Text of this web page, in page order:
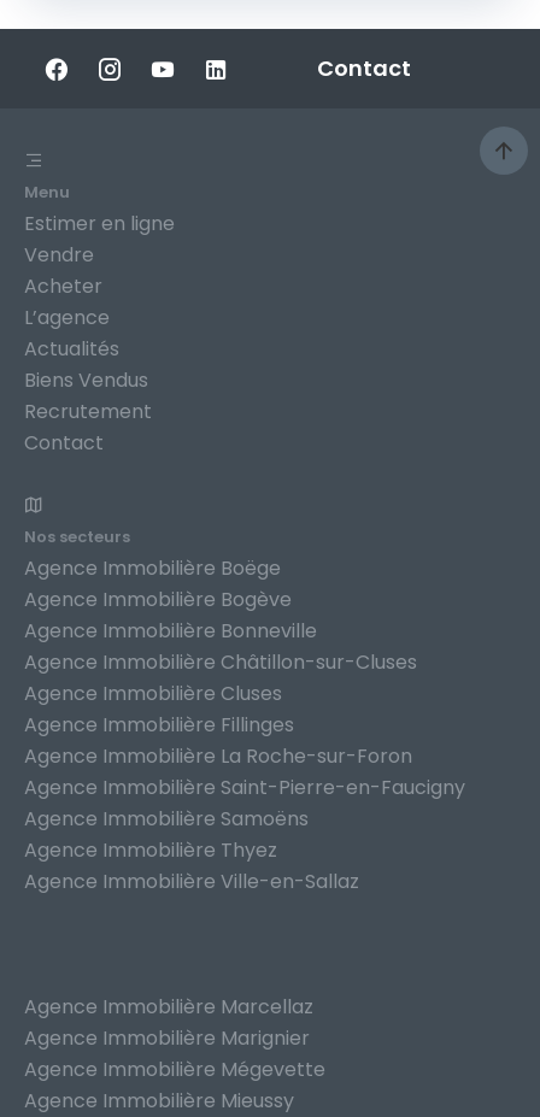
Contact
Menu
Estimer en ligne
Vendre
Acheter
L’agence
Actualités
Biens Vendus
Recrutement
Contact
Nos secteurs
Agence Immobilière Boëge
Agence Immobilière Bogève
Agence Immobilière Bonneville
Agence Immobilière Châtillon-sur-Cluses
Agence Immobilière Cluses
Agence Immobilière Fillinges
Agence Immobilière La Roche-sur-Foron
Agence Immobilière Saint-Pierre-en-Faucigny
Agence Immobilière Samoëns
Agence Immobilière Thyez
Agence Immobilière Ville-en-Sallaz
Agence Immobilière Marcellaz
Agence Immobilière Marignier
Agence Immobilière Mégevette
Agence Immobilière Mieussy